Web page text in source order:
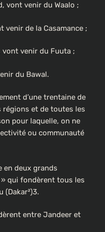
vont venir du Waalo ;
venir de la Casamance ;
vont venir du Fuuta ;
du Bawal.
d’une trentaine de
et de toutes les
pour laquelle, on ne
ou communauté
en deux grands
qui fondèrent tous les
(Dakar²)3.
entre Jandeer et